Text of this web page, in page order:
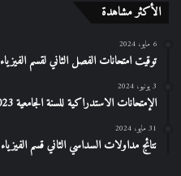
الأكثر مشاهدة
6 مايو، 2024
توقيت امتحانات الفصل الثاني لقسم الفيزياء 2023-2024
3 يونيو، 2024
الإمتحانات الاستدراكیة للسنة الجامعیة 2023 / 2024 – شعبة الكیمیـــــاء
31 مايو، 2024
نتائج مداولات السداسي الثاني قسم الفيزياء 2023-2024